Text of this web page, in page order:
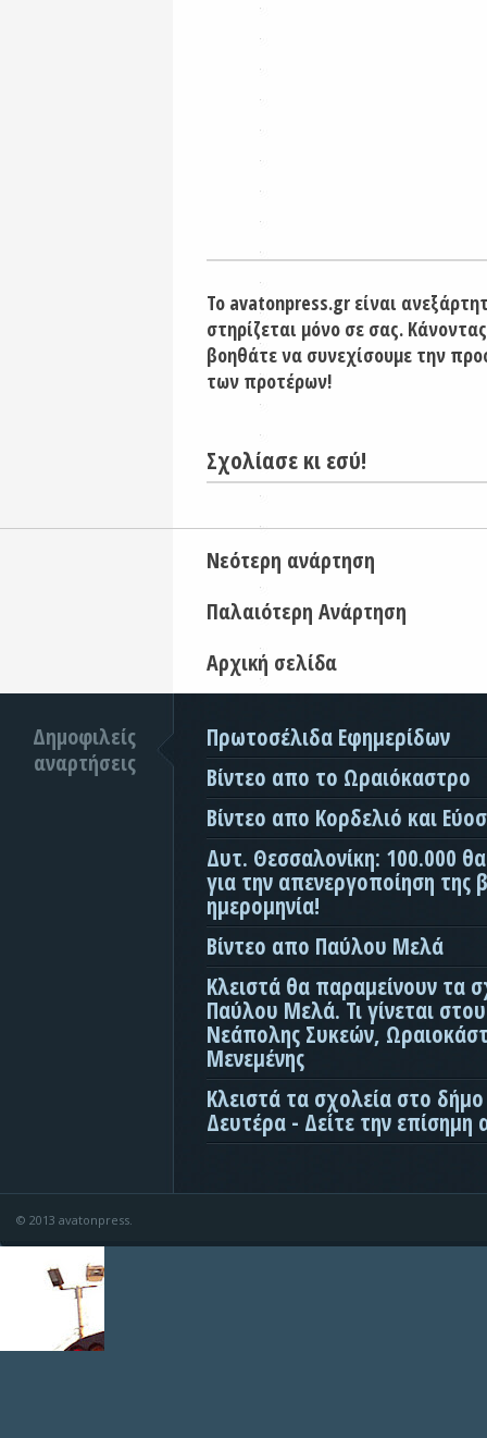
Το avatonpress.gr είναι
στηρίζεται μόνο σε σας.
βοηθάτε να συνεχίσουμε την
των προτέρων!
Σχολίασε κι εσύ!
Νεότερη ανάρτηση
Παλαιότερη Ανάρτηση
Αρχική σελίδα
Δημοφιλείς
αναρτήσεις
Πρωτοσέλιδα Εφημερίδων
Βίντεο απο το Ωραιόκαστρο
Βίντεο απο Κορδελιό και
Δυτ. Θεσσαλονίκη: 100.000
για την απενεργοποίηση της
ημερομηνία!
Βίντεο απο Παύλου Μελά
Κλειστά θα παραμείνουν τα
Παύλου Μελά. Τι γίνεται
Νεάπολης Συκεών,
Μενεμένης
Κλειστά τα σχολεία στο
Δευτέρα - Δείτε την επίσημη
© 2013 avatonpress.